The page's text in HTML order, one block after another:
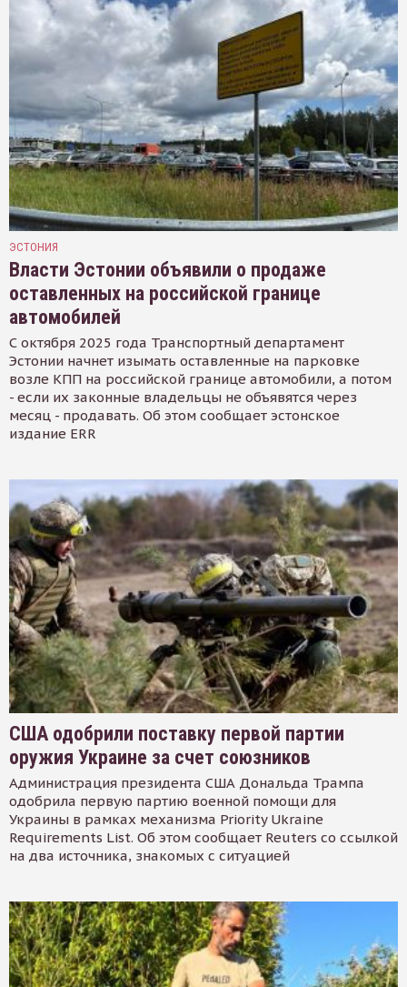
ЭСТОНИЯ
Власти Эстонии объявили о продаже
оставленных на российской границе
автомобилей
С октября 2025 года Транспортный департамент
Эстонии начнет изымать оставленные на парковке
возле КПП на российской границе автомобили, а потом
- если их законные владельцы не объявятся через
месяц - продавать. Об этом сообщает эстонское
издание ERR
США одобрили поставку первой партии
оружия Украине за счет союзников
Администрация президента США Дональда Трампа
одобрила первую партию военной помощи для
Украины в рамках механизма Priority Ukraine
Requirements List. Об этом сообщает Reuters со ссылкой
на два источника, знакомых с ситуацией